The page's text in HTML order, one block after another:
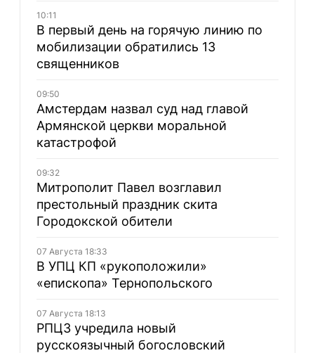
10:11
В первый день на горячую линию по
мобилизации обратились 13
священников
09:50
Амстердам назвал суд над главой
Армянской церкви моральной
катастрофой
09:32
Митрополит Павел возглавил
престольный праздник скита
Городокской обители
07 Августа 18:33
В УПЦ КП «рукоположили»
«епископа» Тернопольского
07 Августа 18:13
РПЦЗ учредила новый
русскоязычный богословский